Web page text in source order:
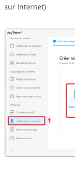
sur Internet)